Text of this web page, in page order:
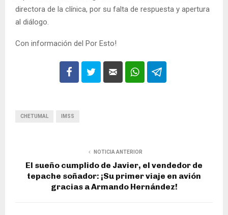
directora de la clínica, por su falta de respuesta y apertura
al diálogo.
Con información del Por Esto!
CHETUMAL IMSS
NOTICIA ANTERIOR
El sueño cumplido de Javier, el vendedor de
tepache soñador: ¡Su primer viaje en avión
gracias a Armando Hernández!